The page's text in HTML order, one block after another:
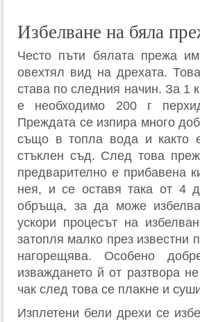
Избелване на бяла
Често пъти бялата прежа
овехтял вид на дрехата.
става по следния начин. За 1
е необходимо 200 г
Преждата се изпира много
също в топла вода и както
стъклен съд. След това
предвари­телно е прибавена
нея, и се оставя така от 4
обръща, за да може
ускори процесът на
затопля малко през известни
нагорещява. Особено
изваждането й от разтвора
чак след това се плакне и
Изплетени бели дрехи се